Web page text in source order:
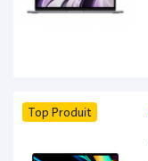
Top Produit